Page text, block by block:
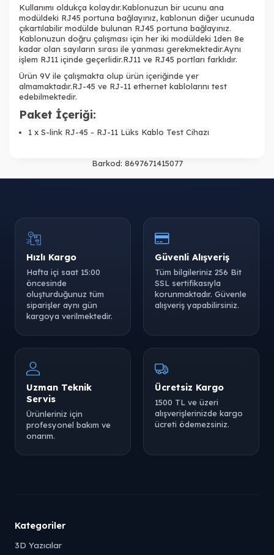
Kullanımı oldukça kolaydır.Kablonuzun bir ucunu ana
modüldeki RJ45 portuna bağlayınız, kablonun diğer ucunuda
çıkartılabilir modülde bulunan RJ45 portuna bağlayınız.
Kablonuzun doğru çalışması için her iki modüldeki 1den 8e
kadar olan sayıların sırası ile yanması gerekmektedir.Aynı
işlem RJ11 içinde geçerlidir.RJ11 ve RJ45 portları farklıdır.
Ürün 9V ile çalışmakta olup ürün içeriğinde yer
almamaktadır.RJ-45 ve RJ-11 ethernet kablolarını test
edebilmektedir.
Paket İçeriği:
1 x S-link RJ-45 - RJ-11 Lüks Kablo Test Cihazı
Barkod: 8697671415077
Hızlı Kargo
Hafta içi saat 15:00
öncesinde
oluşturduğunuz tüm
siparişler aynı gün
kargoya verilmektedir.
Güvenli Alışveriş
Tüm bilgileriniz 256 Bit
SSL sertifikasıyla
korunmaktadır. Güvenle
alışveriş yapabilirsiniz.
Uzman Teknik
Servis
Ürünleriniz için
profesyonel bakım ve
onarım.
Ücretsiz Kargo
1500 TL ve üzeri
alışverişlerinizde kargo
ücreti ödemezsiniz.
Kategoriler
3D Yazıcılar